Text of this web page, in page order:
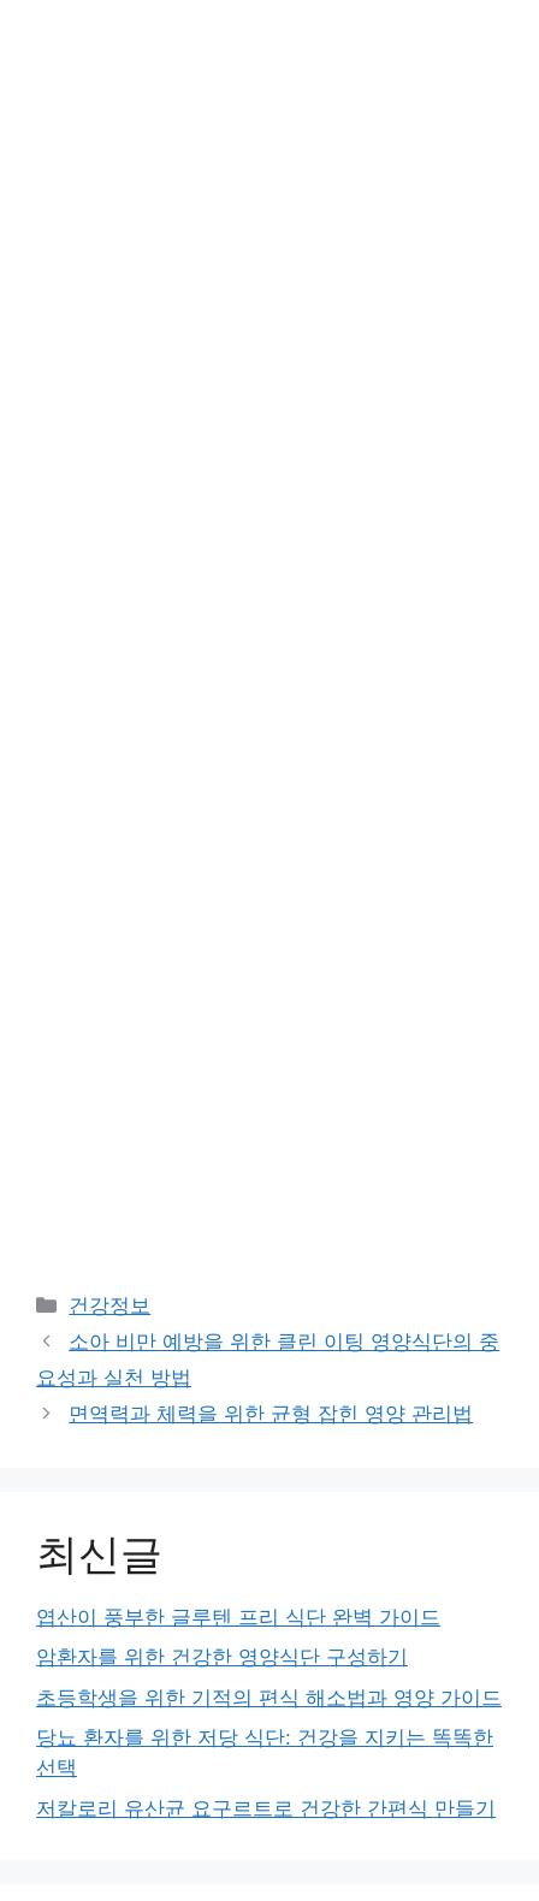
Categories
건강정보
소아 비만 예방을 위한 클린 이팅 영양식단의 중
요성과 실천 방법
면역력과 체력을 위한 균형 잡힌 영양 관리법
최신글
엽산이 풍부한 글루텐 프리 식단 완벽 가이드
암환자를 위한 건강한 영양식단 구성하기
초등학생을 위한 기적의 편식 해소법과 영양 가이드
당뇨 환자를 위한 저당 식단: 건강을 지키는 똑똑한
선택
저칼로리 유산균 요구르트로 건강한 간편식 만들기